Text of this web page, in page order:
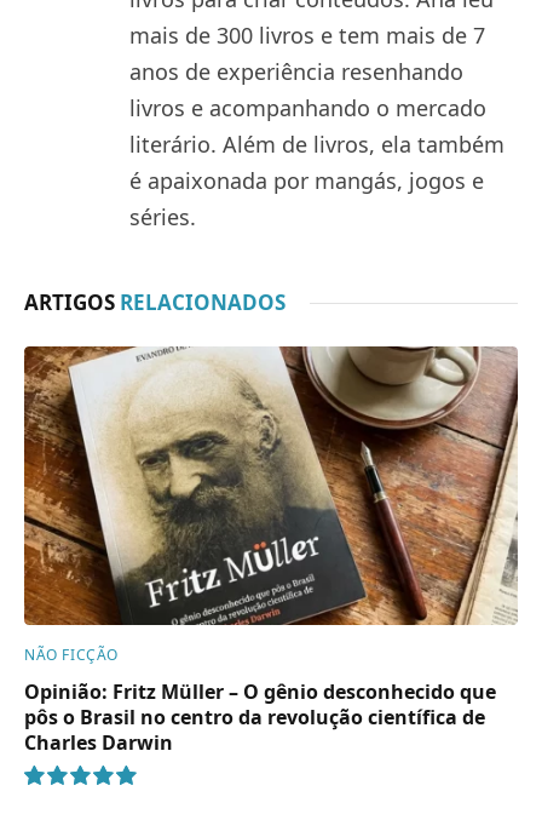
mais de 300 livros e tem mais de 7
anos de experiência resenhando
livros e acompanhando o mercado
literário. Além de livros, ela também
é apaixonada por mangás, jogos e
séries.
ARTIGOS RELACIONADOS
NÃO FICÇÃO
Opinião: Fritz Müller – O gênio desconhecido que
pôs o Brasil no centro da revolução científica de
Charles Darwin